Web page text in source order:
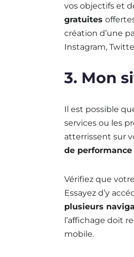
vos objectifs et
gratuites
création d’une
Instagram,
3. Mon
Il est possible
services ou les
atterrissent sur
de
Vérifiez que
Essayez d’y
plusieurs
l’affichage doit
mobile.